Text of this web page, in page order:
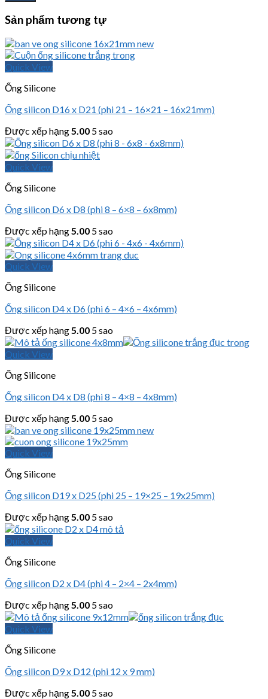
Sản phẩm tương tự
Quick View
Ống Silicone
Ống silicon D16 x D21 (phi 21 – 16×21 – 16x21mm)
Được xếp hạng5.00 5 sao
Quick View
Ống Silicone
Ống silicon D6 x D8 (phi 8 – 6×8 – 6x8mm)
Được xếp hạng5.00 5 sao
Quick View
Ống Silicone
Ống silicon D4 x D6 (phi 6 – 4×6 – 4x6mm)
Được xếp hạng5.00 5 sao
Quick View
Ống Silicone
Ống silicon D4 x D8 (phi 8 – 4×8 – 4x8mm)
Được xếp hạng5.00 5 sao
Quick View
Ống Silicone
Ống silicon D19 x D25 (phi 25 – 19×25 – 19x25mm)
Được xếp hạng5.00 5 sao
Quick View
Ống Silicone
Ống silicon D2 x D4 (phi 4 – 2×4 – 2x4mm)
Được xếp hạng5.00 5 sao
Quick View
Ống Silicone
Ống silicon D9 x D12 (phi 12 x 9 mm)
Được xếp hạng5.00 5 sao